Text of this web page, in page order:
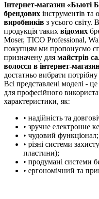
Інтернет-магазин «Бьюті
брендових інструментів та
виробників з усього світу.
продукція таких відомих
Moser, TICO Professional,
покупцям ми пропонуємо
призначену для майстрів
волосся в інтернет-
достатньо вибрати
Всі представлені моделі - це
для професійного
характеристики, як:
• надійність та
• зручне електронне
• чудовий функціонал;
• різні системи
пластини);
• продумані системи
• ергономічний та